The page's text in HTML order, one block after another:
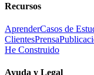
Recursos
AprenderCasos de
ClientesPrensa
He Construido
Ayuda y Legal